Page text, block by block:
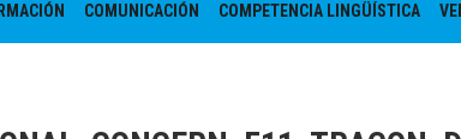
COMUNICACIÓN COMPETENCIA LINGÜÍSTICA